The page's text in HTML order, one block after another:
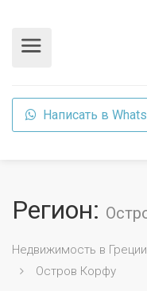
Написать в
Регион:
Недвижимость в Греции
Остров Корфу